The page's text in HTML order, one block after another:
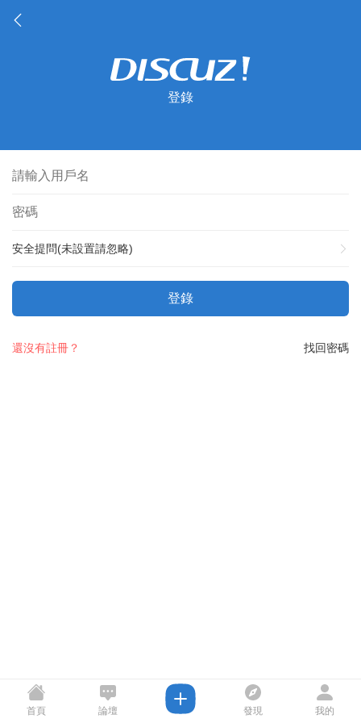
登錄
安全提問(未設置請忽略)
登錄
找回密碼
還沒有註冊？
首頁 論壇 發現 我的